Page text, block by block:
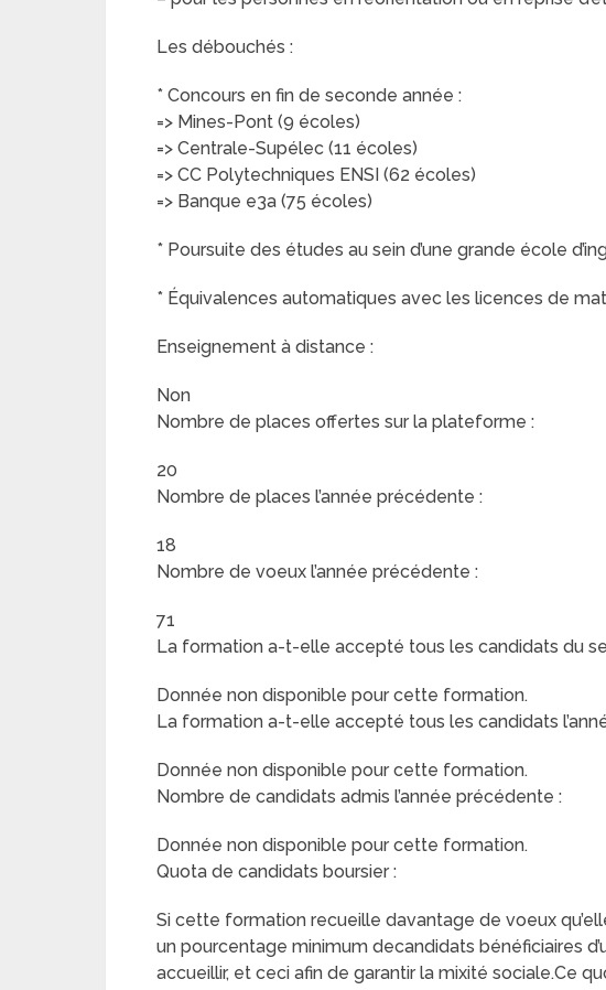
Les débouchés :
* Concours en fin de seconde année :
=> Mines-Pont (9 écoles)
=> Centrale-Supélec (11 écoles)
=> CC Polytechniques ENSI (62 écoles)
=> Banque e3a (75 écoles)
* Poursuite des études au sein d’une grande école
* Équivalences automatiques avec les licences de
Enseignement à distance :
Non
Nombre de places offertes sur la plateforme :
20
Nombre de places l’année précédente :
18
Nombre de voeux l’année précédente :
71
La formation a-t-elle accepté tous les candidats du
Donnée non disponible pour cette formation.
La formation a-t-elle accepté tous les candidats
Donnée non disponible pour cette formation.
Nombre de candidats admis l’année précédente :
Donnée non disponible pour cette formation.
Quota de candidats boursier :
Si cette formation recueille davantage de voeux
un pourcentage minimum decandidats bénéficiaires
accueillir, et ceci afin de garantir la mixité sociale.Ce